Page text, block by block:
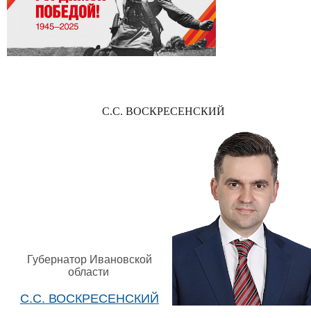
С.С. ВОСКРЕСЕНСКИЙ
Губернатор Ивановской
области
С.С. ВОСКРЕСЕНСКИЙ